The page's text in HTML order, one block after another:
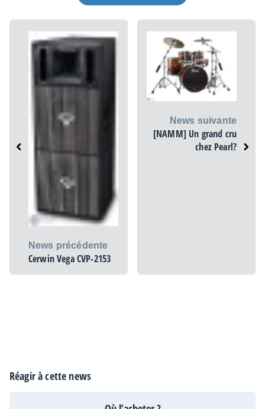
News précédente
Cerwin Vega CVP-2153
News suivante
[NAMM] Un grand cru
chez Pearl?
Réagir à cette news